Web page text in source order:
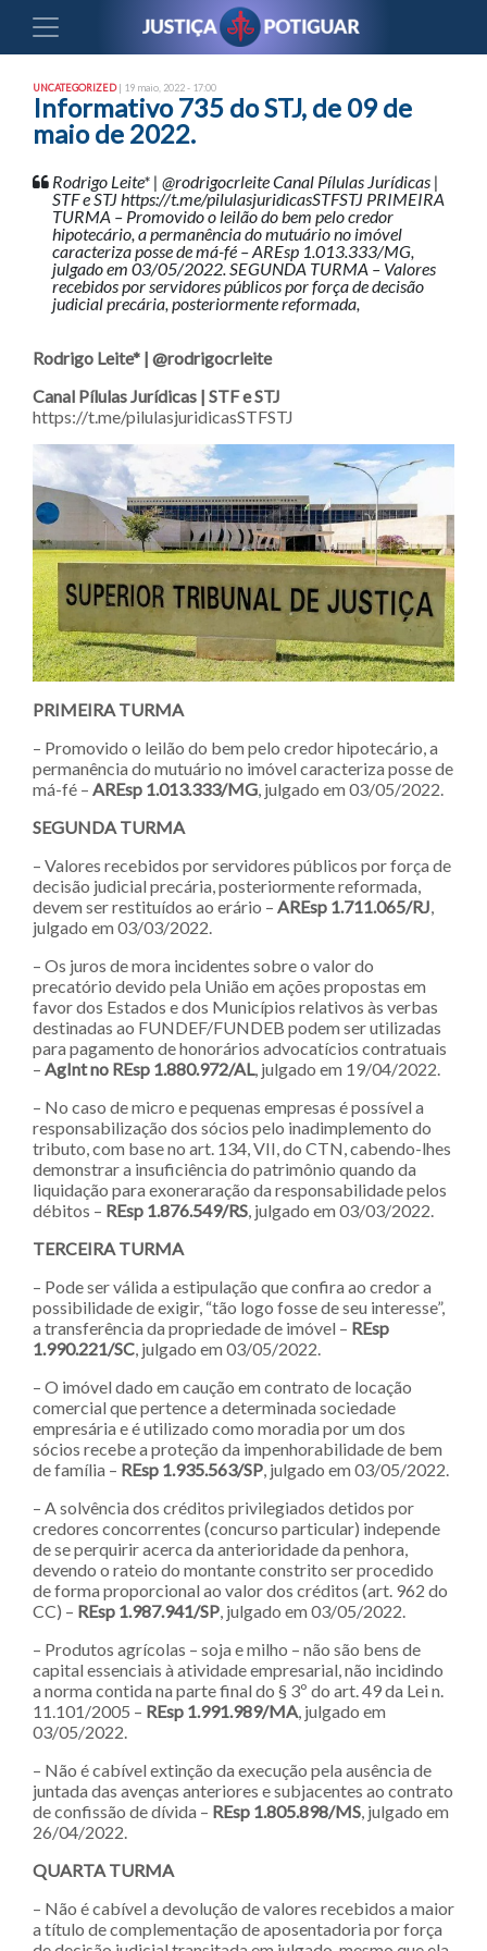
UNCATEGORIZED| 19 maio, 2022 - 17:00
Informativo 735 do STJ, de 09 de
maio de 2022.
Rodrigo Leite* | @rodrigocrleite Canal Pílulas Jurídicas |
STF e STJ https://t.me/pilulasjuridicasSTFSTJ PRIMEIRA
TURMA – Promovido o leilão do bem pelo credor
hipotecário, a permanência do mutuário no imóvel
caracteriza posse de má-fé – AREsp 1.013.333/MG,
julgado em 03/05/2022. SEGUNDA TURMA – Valores
recebidos por servidores públicos por força de decisão
judicial precária, posteriormente reformada,
Rodrigo Leite* | @rodrigocrleite
Canal Pílulas Jurídicas | STF e STJ
https://t.me/pilulasjuridicasSTFSTJ
PRIMEIRA TURMA
– Promovido o leilão do bem pelo credor hipotecário, a
permanência do mutuário no imóvel caracteriza posse de
má-fé – AREsp 1.013.333/MG, julgado em 03/05/2022.
SEGUNDA TURMA
– Valores recebidos por servidores públicos por força de
decisão judicial precária, posteriormente reformada,
devem ser restituídos ao erário – AREsp 1.711.065/RJ,
julgado em 03/03/2022.
– Os juros de mora incidentes sobre o valor do
precatório devido pela União em ações propostas em
favor dos Estados e dos Municípios relativos às verbas
destinadas ao FUNDEF/FUNDEB podem ser utilizadas
para pagamento de honorários advocatícios contratuais
– AgInt no REsp 1.880.972/AL, julgado em 19/04/2022.
– No caso de micro e pequenas empresas é possível a
responsabilização dos sócios pelo inadimplemento do
tributo, com base no art. 134, VII, do CTN, cabendo-lhes
demonstrar a insuficiência do patrimônio quando da
liquidação para exoneraração da responsabilidade pelos
débitos – REsp 1.876.549/RS, julgado em 03/03/2022.
TERCEIRA TURMA
– Pode ser válida a estipulação que confira ao credor a
possibilidade de exigir, “tão logo fosse de seu interesse”,
a transferência da propriedade de imóvel – REsp
1.990.221/SC, julgado em 03/05/2022.
– O imóvel dado em caução em contrato de locação
comercial que pertence a determinada sociedade
empresária e é utilizado como moradia por um dos
sócios recebe a proteção da impenhorabilidade de bem
de família – REsp 1.935.563/SP, julgado em 03/05/2022.
– A solvência dos créditos privilegiados detidos por
credores concorrentes (concurso particular) independe
de se perquirir acerca da anterioridade da penhora,
devendo o rateio do montante constrito ser procedido
de forma proporcional ao valor dos créditos (art. 962 do
CC) – REsp 1.987.941/SP, julgado em 03/05/2022.
– Produtos agrícolas – soja e milho – não são bens de
capital essenciais à atividade empresarial, não incidindo
a norma contida na parte final do § 3º do art. 49 da Lei n.
11.101/2005 – REsp 1.991.989/MA, julgado em
03/05/2022.
– Não é cabível extinção da execução pela ausência de
juntada das avenças anteriores e subjacentes ao contrato
de confissão de dívida – REsp 1.805.898/MS, julgado em
26/04/2022.
QUARTA TURMA
– Não é cabível a devolução de valores recebidos a maior
a título de complementação de aposentadoria por força